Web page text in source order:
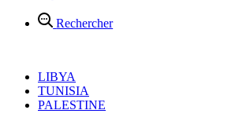
Rechercher
LIBYA
TUNISIA
PALESTINE